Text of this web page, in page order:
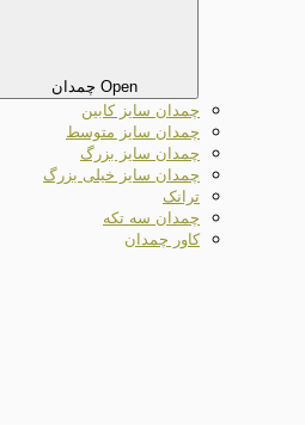
Open چمدان
چمدان سایز کابین
چمدان سایز متوسط
چمدان سایز بزرگ
چمدان سایز خیلی بزرگ
ترانک
چمدان سه تکه
کاور چمدان